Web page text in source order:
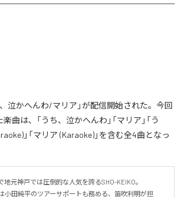
、泣かへんわ/マリア」が配信開始された。今回
曲は、「うち、泣かへんわ」「マリア」「う
」「マリア (Karaoke)」を含む全4曲となっ
地元神戸では圧倒的な人気を誇るSHO-KEIKO。
は小田純平のツアーサポートも務める、笛吹利明が担